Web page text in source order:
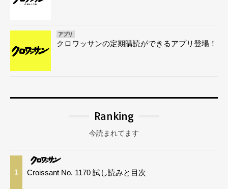
アプリ
クロワッサンの定期購読ができるアプリ登場！
Ranking
今読まれてます
1 Croissant No. 1170 試し読みと目次